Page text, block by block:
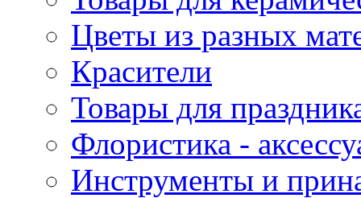
Цветы из разных
Красители
Товары для
Флористика -
Инструменты и